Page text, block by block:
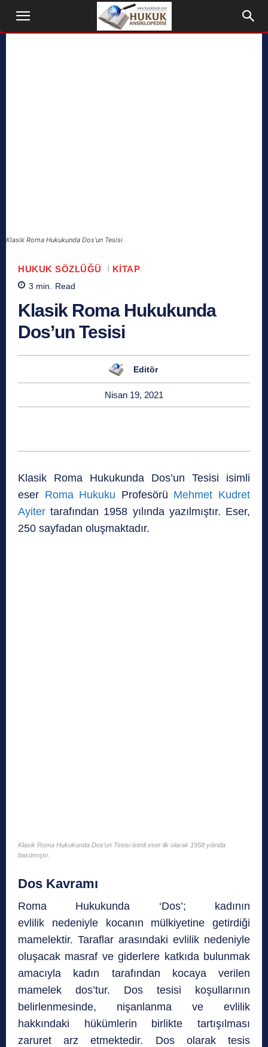
Klasik Roma Hukukunda Dos'un Tesisi
HUKUK SÖZLÜĞÜ KITAP
3 min. Read
Klasik Roma Hukukunda
Dos’un Tesisi
Editör
Nisan 19, 2021
Klasik Roma Hukukunda Dos’un Tesisi isimli
eser Roma Hukuku Profesörü Mehmet Kudret
Ayiter tarafından 1958 yılında yazılmıştır. Eser,
250 sayfadan oluşmaktadır.
Klasik Roma Hukukunda Dos’un Tesisi isimli eser ilk olarak 1958 yılında
basılmıştır.
Dos Kavramı
Roma Hukukunda ‘Dos’; kadının
evlilik nedeniyle kocanın mülkiyetine getirdiği
mamelektir. Taraflar arasındaki evlilik nedeniyle
oluşacak masraf ve giderlere katkıda bulunmak
amacıyla kadın tarafından kocaya verilen
mamelek dos’tur. Dos tesisi koşullarının
belirlenmesinde, nişanlanma ve evlilik
hakkındaki hükümlerin birlikte tartışılması
zaruret arz etmektedir. Dos olarak tesis